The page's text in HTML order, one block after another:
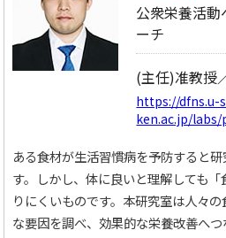
公衆栄養活
ーチ
(主任)准教
https://dfns.u-
ken.ac.jp/
ある食材が生活習慣病を予防すると
す。しかし、体に良いと理解しても
りにくいものです。本研究室は人々
な要因を調べ、効果的な栄養改善へ